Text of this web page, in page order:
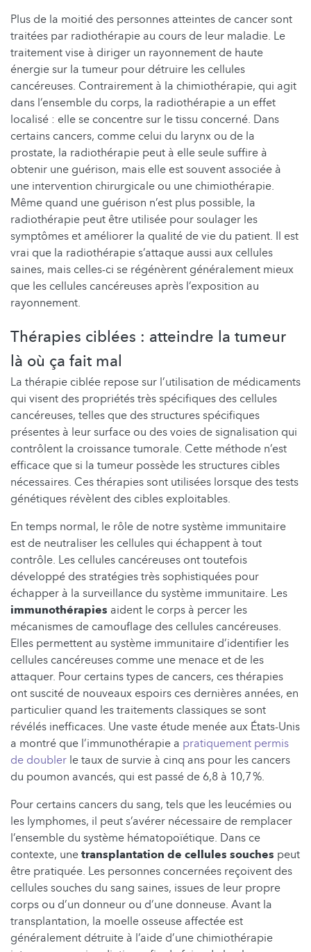
Plus de la moitié des personnes atteintes de cancer sont
traitées par radiothérapie au cours de leur maladie. Le
traitement vise à diriger un rayonnement de haute
énergie sur la tumeur pour détruire les cellules
cancéreuses. Contrairement à la chimiothérapie, qui agit
dans l’ensemble du corps, la radiothérapie a un effet
localisé : elle se concentre sur le tissu concerné. Dans
certains cancers, comme celui du larynx ou de la
prostate, la radiothérapie peut à elle seule suffire à
obtenir une guérison, mais elle est souvent associée à
une intervention chirurgicale ou une chimiothérapie.
Même quand une guérison n’est plus possible, la
radiothérapie peut être utilisée pour soulager les
symptômes et améliorer la qualité de vie du patient. Il est
vrai que la radiothérapie s’attaque aussi aux cellules
saines, mais celles-ci se régénèrent généralement mieux
que les cellules cancéreuses après l’exposition au
rayonnement.
Thérapies ciblées : atteindre la tumeur
là où ça fait mal
La thérapie ciblée repose sur l’utilisation de médicaments
qui visent des propriétés très spécifiques des cellules
cancéreuses, telles que des structures spécifiques
présentes à leur surface ou des voies de signalisation qui
contrôlent la croissance tumorale. Cette méthode n’est
efficace que si la tumeur possède les structures cibles
nécessaires. Ces thérapies sont utilisées lorsque des tests
génétiques révèlent des cibles exploitables.
En temps normal, le rôle de notre système immunitaire
est de neutraliser les cellules qui échappent à tout
contrôle. Les cellules cancéreuses ont toutefois
développé des stratégies très sophistiquées pour
échapper à la surveillance du système immunitaire. Les
immunothérapies aident le corps à percer les
mécanismes de camouflage des cellules cancéreuses.
Elles permettent au système immunitaire d’identifier les
cellules cancéreuses comme une menace et de les
attaquer. Pour certains types de cancers, ces thérapies
ont suscité de nouveaux espoirs ces dernières années, en
particulier quand les traitements classiques se sont
révélés inefficaces. Une vaste étude menée aux États-Unis
a montré que l’immunothérapie a pratiquement permis
de doubler le taux de survie à cinq ans pour les cancers
du poumon avancés, qui est passé de 6,8 à 10,7 %.
Pour certains cancers du sang, tels que les leucémies ou
les lymphomes, il peut s’avérer nécessaire de remplacer
l’ensemble du système hématopoïétique. Dans ce
contexte, unetransplantation de cellules souches peut
être pratiquée. Les personnes concernées reçoivent des
cellules souches du sang saines, issues de leur propre
corps ou d’un donneur ou d’une donneuse. Avant la
transplantation, la moelle osseuse affectée est
généralement détruite à l’aide d’une chimiothérapie